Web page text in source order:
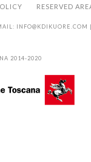
RESERVED
INFO@KDIKUORE.COM
2014-2020